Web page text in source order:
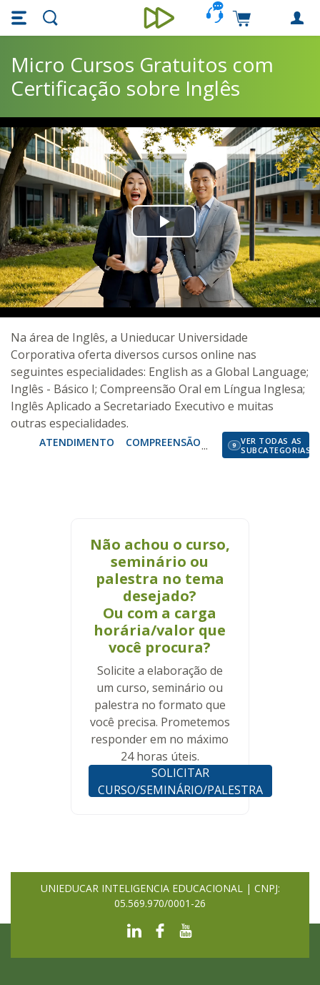
Skip main navigation
Skip to main content
Unieducar
Carrinho de
Micro Cursos Gratuitos com
Certificação sobre Inglês
Play
Video
Na área de Inglês, a Unieducar Universidade
Corporativa oferta diversos cursos online nas
seguintes especialidades: English as a Global Language;
Inglês - Básico I; Compreensão Oral em Língua Inglesa;
Inglês Aplicado a Secretariado Executivo e muitas
outras especialidades.
9 VER TODAS AS
SUBCATEGORIAS
ATENDIMENTO COMPREENSÃO ORAL FUNDAMENTAL
Não achou o curso,
seminário ou
palestra no tema
desejado?
Ou com a carga
horária/valor que
você procura?
Solicite a elaboração de
um curso, seminário ou
palestra no formato que
você precisa. Prometemos
responder em no máximo
24 horas úteis.
SOLICITAR
CURSO/SEMINÁRIO/PALESTRA
UNIEDUCAR INTELIGENCIA EDUCACIONAL | CNPJ:
05.569.970/0001-26